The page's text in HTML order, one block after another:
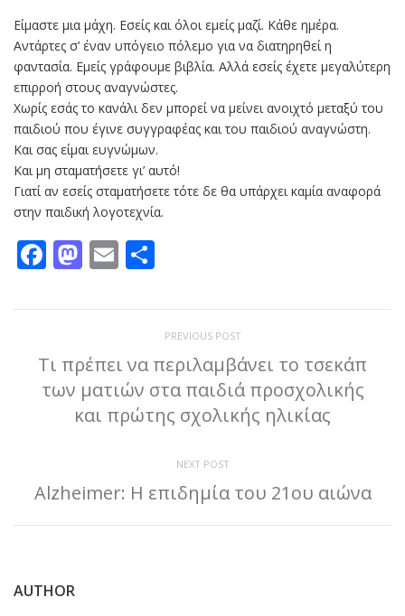
Είμαστε μια μάχη. Εσείς και όλοι εμείς μαζί. Κάθε ημέρα.
Αντάρτες σ’ έναν υπόγειο πόλεμο για να διατηρηθεί η
φαντασία. Εμείς γράφουμε βιβλία. Αλλά εσείς έχετε μεγαλύτερη
επιρροή στους αναγνώστες.
Χωρίς εσάς το κανάλι δεν μπορεί να μείνει ανοιχτό μεταξύ του
παιδιού που έγινε συγγραφέας και του παιδιού αναγνώστη.
Και σας είμαι ευγνώμων.
Και μη σταματήσετε γι’ αυτό!
Γιατί αν εσείς σταματήσετε τότε δε θα υπάρχει καμία αναφορά
στην παιδική λογοτεχνία.
Facebook
Mastodon
Email
PREVIOUS POST
Τι πρέπει να περιλαμβάνει το τσεκάπ
των ματιών στα παιδιά προσχολικής
και πρώτης σχολικής ηλικίας
NEXT POST
Alzheimer: Η επιδημία του 21ου αιώνα
AUTHOR